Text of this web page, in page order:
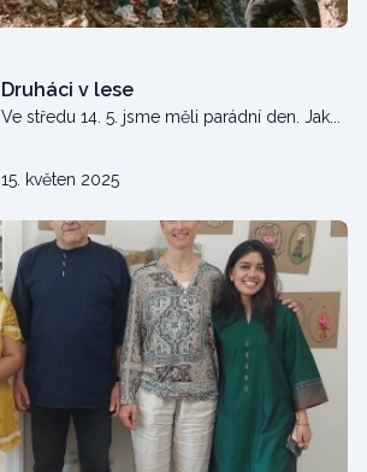
Druháci v lese
Ve středu 14. 5. jsme měli parádní den. Jak...
15. květen 2025